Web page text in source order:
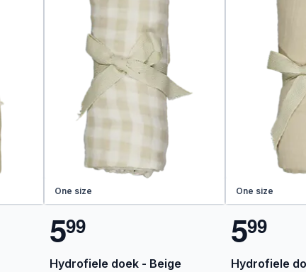
One size
599
Hydrofiele doek - Beige
One size
599
Hydrofiele